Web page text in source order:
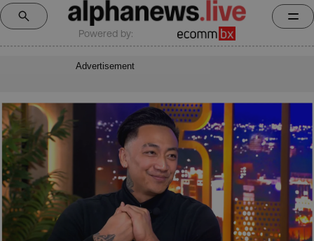
Powered by:
Advertisement